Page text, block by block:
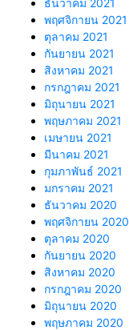
พฤศจิกายน 2021
ตุลาคม 2021
กันยายน 2021
สิงหาคม 2021
กรกฎาคม 2021
มิถุนายน 2021
พฤษภาคม 2021
เมษายน 2021
มีนาคม 2021
กุมภาพันธ์ 2021
มกราคม 2021
ธันวาคม 2020
พฤศจิกายน 2020
ตุลาคม 2020
กันยายน 2020
สิงหาคม 2020
กรกฎาคม 2020
มิถุนายน 2020
พฤษภาคม 2020